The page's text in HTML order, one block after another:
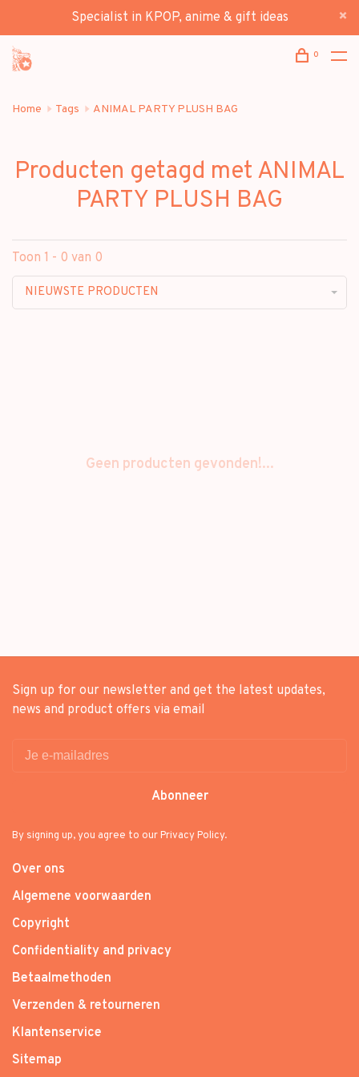
Specialist in KPOP, anime & gift ideas
0
Home Tags ANIMAL PARTY PLUSH BAG
Producten getagd met ANIMAL
PARTY PLUSH BAG
Toon 1 - 0 van 0
NIEUWSTE PRODUCTEN
Geen producten gevonden!...
Sign up for our newsletter and get the latest updates,
news and product offers via email
Abonneer
By signing up, you agree to our Privacy Policy.
Over ons
Algemene voorwaarden
Copyright
Confidentiality and privacy
Betaalmethoden
Verzenden & retourneren
Klantenservice
Sitemap